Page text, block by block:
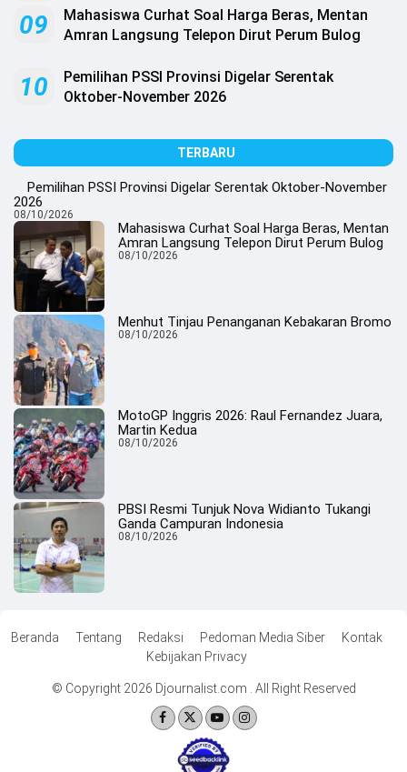
09
Mahasiswa Curhat Soal Harga Beras, Mentan
Amran Langsung Telepon Dirut Perum Bulog
10
Pemilihan PSSI Provinsi Digelar Serentak
Oktober-November 2026
TERBARU
Pemilihan PSSI Provinsi Digelar Serentak Oktober-November
2026
08/10/2026
Mahasiswa Curhat Soal Harga Beras, Mentan
Amran Langsung Telepon Dirut Perum Bulog
08/10/2026
Menhut Tinjau Penanganan Kebakaran Bromo
08/10/2026
MotoGP Inggris 2026: Raul Fernandez Juara,
Martin Kedua
08/10/2026
PBSI Resmi Tunjuk Nova Widianto Tukangi
Ganda Campuran Indonesia
08/10/2026
Beranda Tentang Redaksi Pedoman Media Siber
Kontak
Kebijakan Privacy
© Copyright 2026 Djournalist.com . All Right Reserved